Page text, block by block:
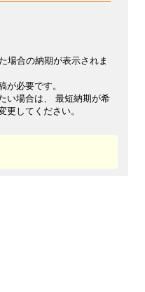
場合の納期が表示されま
必要です。
い場合は、 最短納期が希
更してください。